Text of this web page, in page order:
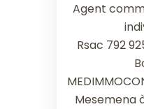
Agent
Rsac 792
Mesemena